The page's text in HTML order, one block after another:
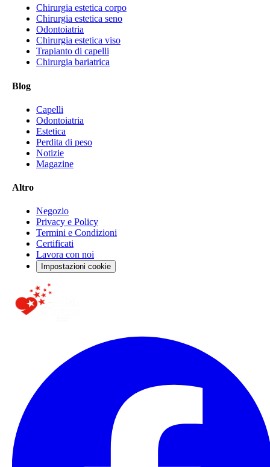
Chirurgia estetica corpo
Chirurgia estetica seno
Odontoiatria
Chirurgia estetica viso
Trapianto di capelli
Chirurgia bariatrica
Blog
Capelli
Odontoiatria
Estetica
Perdita di peso
Notizie
Magazine
Altro
Negozio
Privacy e Policy
Termini e Condizioni
Certificati
Lavora con noi
Impostazioni cookie